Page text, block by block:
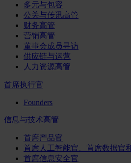
多元与包容
公关与传讯高管
财务高管
营销高管
董事会成员寻访
供应链与运营
人力资源高管
首席执行官
Founders
信息与技术高管
首席产品官
首席人工智能官、首席数据官
首席信息安全官